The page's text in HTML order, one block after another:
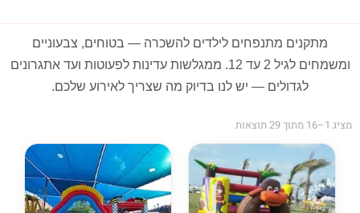
מתנפחים לילדים להשכרה — בטוחים, צבעוניים
ומשמחים לגיל 2 עד 12. ממגלשות עדינות לפעוטות ועד אתגרונים
— יש לנו בדיוק מה שצריך לאירוע שלכם.